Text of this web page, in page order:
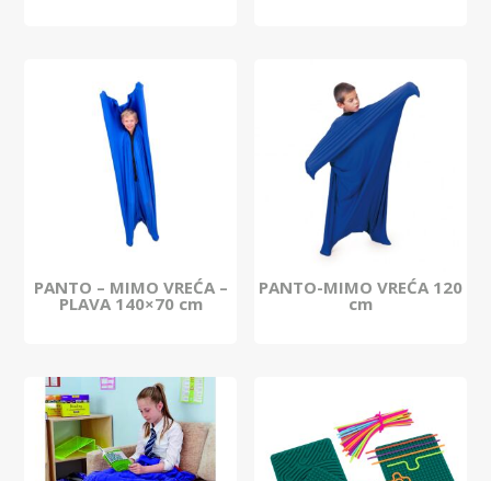
PANTO – MIMO VREĆA –
PLAVA 140×70 cm
PANTO-MIMO VREĆA 120
cm